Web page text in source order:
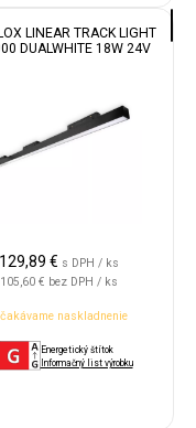
LINEAR TRACK LIGHT
DUALWHITE 18W 24V
129,89 € s DPH / ks
105,60 € bez DPH / ks
naskladnenie
Energetický štítok
Informačný list výrobku